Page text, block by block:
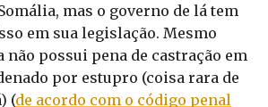
mas o governo de lá tem
em sua legislação. Mesmo
não possui pena de castração em
por estupro (coisa rara de
(de acordo com o código penal